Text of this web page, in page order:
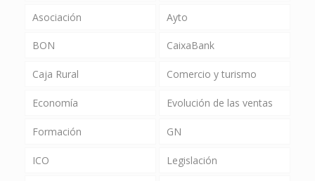
Asociación Ayto
BON CaixaBank
Caja Rural Comercio y turismo
Economía Evolución de las ventas
Formación GN
ICO Legislación